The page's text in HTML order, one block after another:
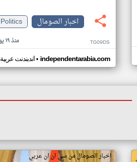
اخبار الصومال
Politics
منذ ١٩ يوم TG09DS
اندبندنت عربية• independentarabia.com
اخبار الصومال من سي ان ان عربي